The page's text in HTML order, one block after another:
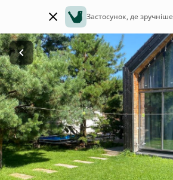
Застосунок, де зручніше